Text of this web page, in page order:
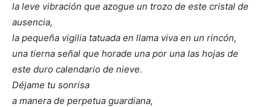
la leve vibración que azogue un trozo de este cristal de
ausencia,
la pequeña vigilia tatuada en llama viva en un rincón,
una tierna señal que horade una por una las hojas de
este duro calendario de nieve.
Déjame tu sonrisa
a manera de perpetua guardiana,